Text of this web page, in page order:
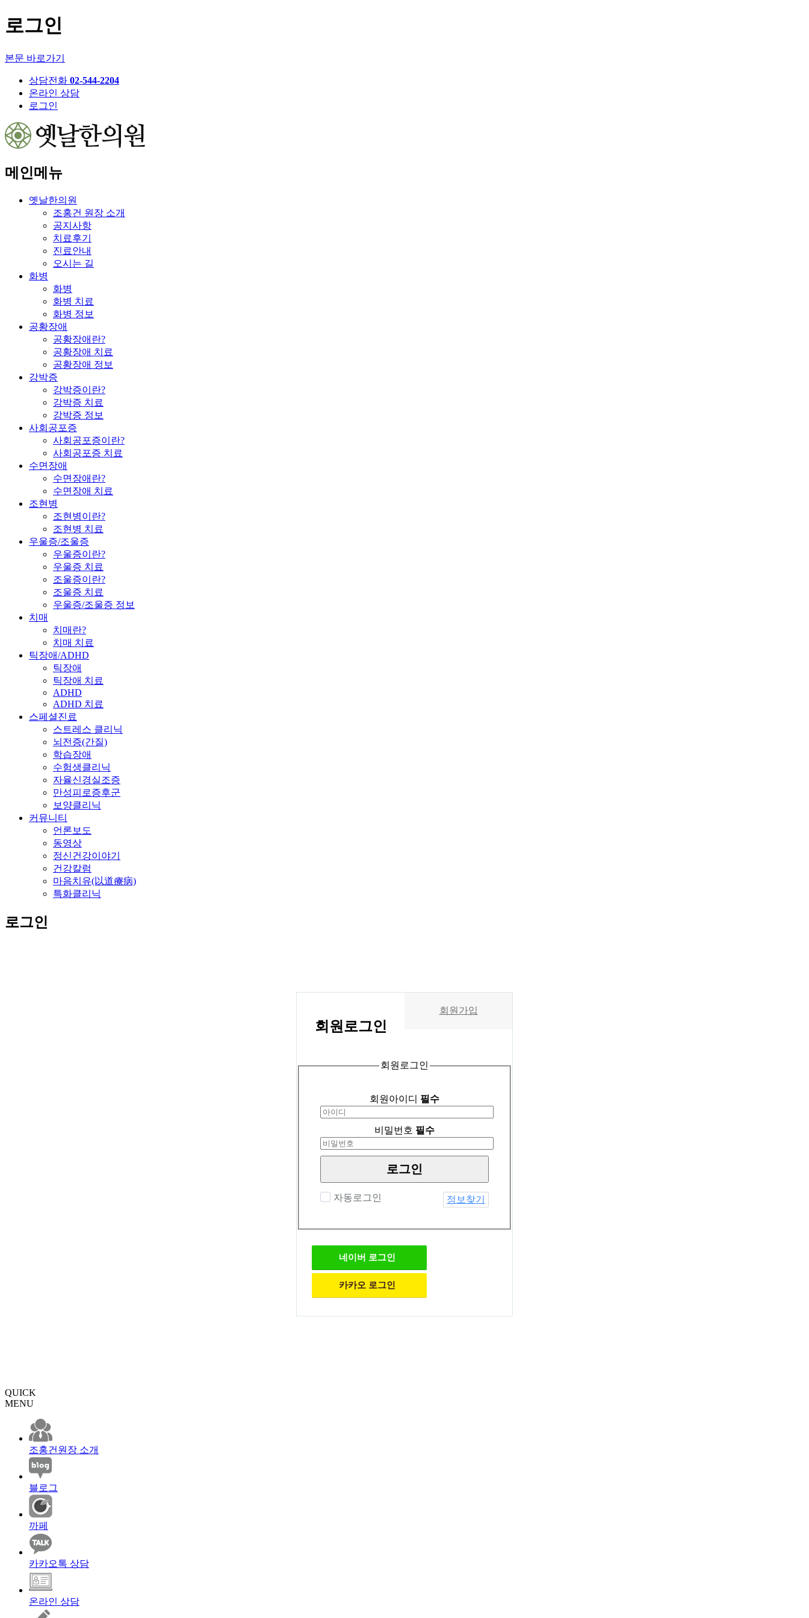
로그인
본문 바로가기
상담전화 02-544-2204
온라인 상담
로그인
메인메뉴
옛날한의원
조홍건 원장 소개
공지사항
치료후기
진료안내
오시는 길
화병
화병
화병 치료
화병 정보
공황장애
공황장애란?
공황장애 치료
공황장애 정보
강박증
강박증이란?
강박증 치료
강박증 정보
사회공포증
사회공포증이란?
사회공포증 치료
수면장애
수면장애란?
수면장애 치료
조현병
조현병이란?
조현병 치료
우울증/조울증
우울증이란?
우울증 치료
조울증이란?
조울증 치료
우울증/조울증 정보
치매
치매란?
치매 치료
틱장애/ADHD
틱장애
틱장애 치료
ADHD
ADHD 치료
스페셜진료
스트레스 클리닉
뇌전증(간질)
학습장애
수험생클리닉
자율신경실조증
만성피로증후군
보양클리닉
커뮤니티
언론보도
동영상
정신건강이야기
건강칼럼
마음치유(以道療病)
특화클리닉
로그인
회원 로그인
회원가입
회원로그인
회원아이디 필수
비밀번호 필수
로그인
자동로그인 정보찾기
네이버 로그인
카카오 로그인
QUICK
MENU
조홍건원장 소개
블로그
까페
카카오톡 상담
온라인 상담